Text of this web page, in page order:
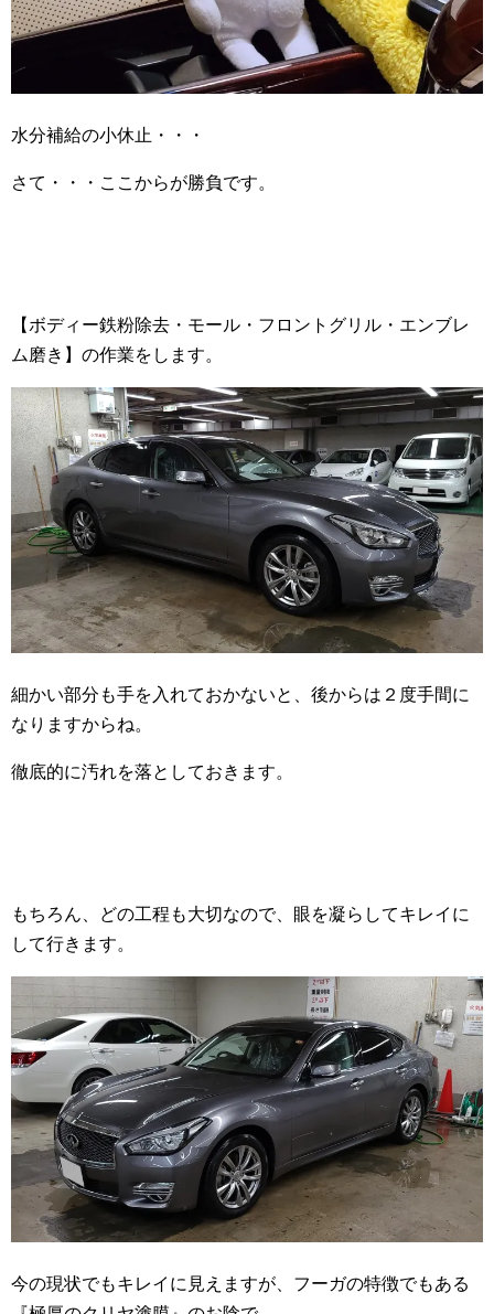
水分補給の小休止・・・
さて・・・ここからが勝負です。
【ボディー鉄粉除去・モール・フロントグリル・エンブレ
ム磨き】の作業をします。
細かい部分も手を入れておかないと、後からは２度手間に
なりますからね。
徹底的に汚れを落としておきます。
もちろん、どの工程も大切なので、眼を凝らしてキレイに
して行きます。
今の現状でもキレイに見えますが、フーガの特徴でもある